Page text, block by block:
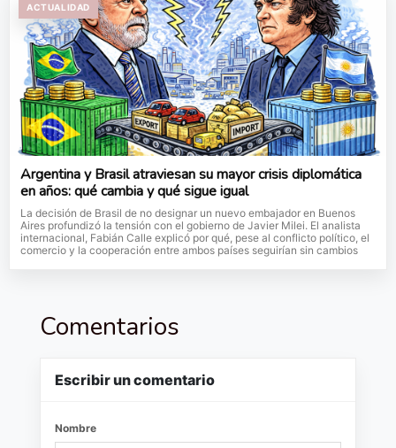
ACTUALIDAD
Argentina y Brasil atraviesan su mayor crisis diplomática
en años: qué cambia y qué sigue igual
La decisión de Brasil de no designar un nuevo embajador en Buenos
Aires profundizó la tensión con el gobierno de Javier Milei. El analista
internacional, Fabián Calle explicó por qué, pese al conflicto político, el
comercio y la cooperación entre ambos países seguirían sin cambios
Comentarios
Escribir un comentario
Nombre